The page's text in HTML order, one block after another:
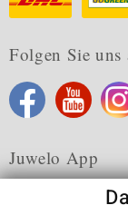
Folgen Sie uns
Juwelo App